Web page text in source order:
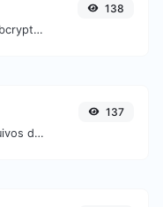
Gere um hash de senha bcrypt para qualquer entrada de texto.
138
Converta facilmente arquivos de imagem BMP para JPG.
137